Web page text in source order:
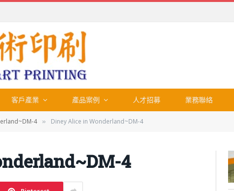
客戶產業 產品案例 人才招募 業務聯絡
4 » Diney Alice in Wonderland~DM-4
4